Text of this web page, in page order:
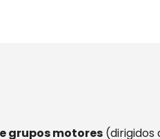
grupos motores(dirigidos